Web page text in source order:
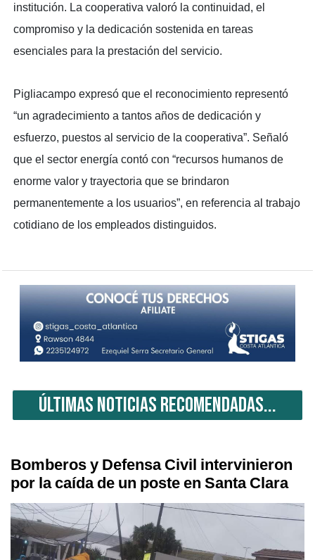
institución. La cooperativa valoró la continuidad, el
compromiso y la dedicación sostenida en tareas
esenciales para la prestación del servicio.
Pigliacampo expresó que el reconocimiento representó
“un agradecimiento a tantos años de dedicación y
esfuerzo, puestos al servicio de la cooperativa”. Señaló
que el sector energía contó con “recursos humanos de
enorme valor y trayectoria que se brindaron
permanentemente a los usuarios”, en referencia al trabajo
cotidiano de los empleados distinguidos.
ÚLTIMAS NOTICIAS RECOMENDADAS...
Bomberos y Defensa Civil intervinieron
por la caída de un poste en Santa Clara